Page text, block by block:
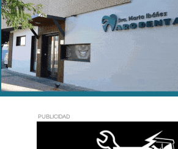
PUBLICIDAD